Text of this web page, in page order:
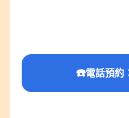
☎️電話預約